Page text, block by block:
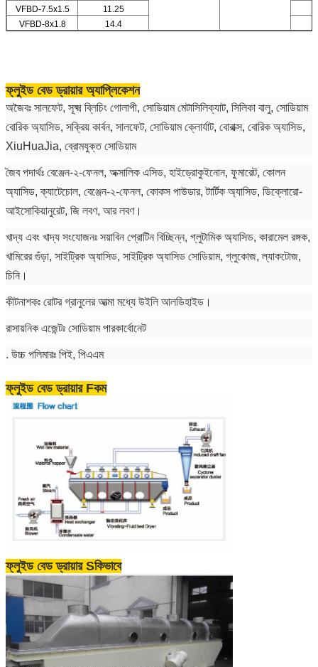
VFBD-7.5x1.5
11.25
VFBD-8x1.8
14.4
ফ্লুইড বেড ড্রায়ার অ্যাপ্লিকেশন
অজৈবঃ সালফেট, সূক্ষ্ম ব্লিচিং গোলাপী, সোডিয়াম মেটাসিলিক্যাট, সিলিকা বালু, সোডিয়াম
বোরিক অ্যাসিড, সক্রিয় কার্বন, সালফেট, সোডিয়াম ক্লোর্যাট, বোরাক্স, বোরিক অ্যাসিড,
XiuHuaJia, ব্রোমযুক্ত সোডিয়াম
জৈব পদার্থঃ বেঞ্জেন-২-ফেনল, অক্সালিক এসিড, হাইড্রোকুইনোন, ফুমারেট, কোলন
অ্যাসিড, ক্যাটেচোল, বেঞ্জেন-২-ফেনল, কোকস পাউডার, টার্টিক অ্যাসিড, ডিক্লোরো-
আইসোকিয়ানুরেট, জি লবণ, আর লবণ।
খাদ্য এবং খাদ্য সংযোজনঃ সয়াবিন প্রোটিন বিচ্ছিন্ন, গ্লুটামিক অ্যাসিড, কারামেল রঙ্গক,
খামিরের গুঁড়া, সাইট্রিক অ্যাসিড, সাইট্রিক অ্যাসিড সোডিয়াম, গ্লুকোজ, ল্যাকটোজ,
চিনি।
কীটনাশকঃ রোটর গ্রানুলের আত্মা মধ্যে উইলি আলডিহাইড।
রাসায়নিক এজেন্টঃ সোডিয়াম পারকার্বোনেট
. উচ্চ পলিমারঃ পিই, পিএএম
ফ্লুইড বেড ড্রায়ার Fকম
ফ্লুইড বেড ড্রায়ার Sকিভাবে